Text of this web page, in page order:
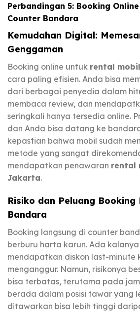
Perbandingan 5: Booking
Counter Bandara
Kemudahan Digital:
Genggaman
Booking online untuk rental
cara paling efisien. Anda bisa
dari berbagai penyedia dalam
membaca review, dan
seringkali hanya tersedia online.
dan Anda bisa datang ke
kepastian bahwa mobil sudah
metode yang sangat
mendapatkan penawaran rental
Jakarta.
Risiko dan Peluang Booking
Bandara
Booking langsung di counter
berburu harta karun. Ada
mendapatkan diskon last-minute
menganggur. Namun, risikonya
bisa terbatas, terutama pada
berada dalam posisi tawar yang
ditawarkan bisa lebih tinggi